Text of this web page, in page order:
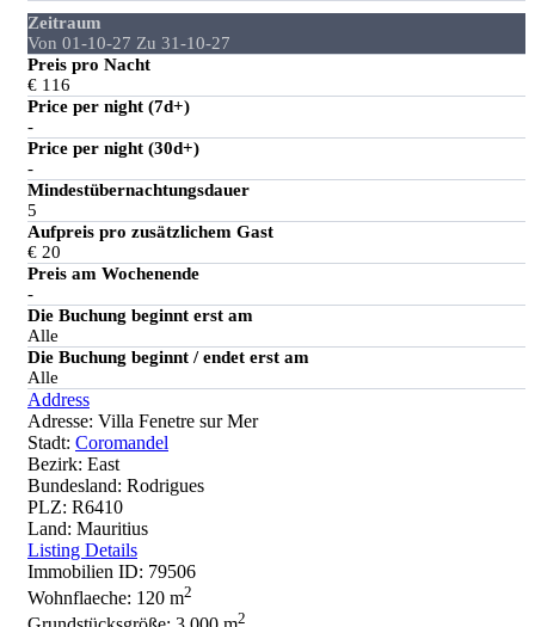
Zeitraum
Von 01-10-27 Zu 31-10-27
Preis pro Nacht
€ 116
Price per night (7d+)
-
Price per night (30d+)
-
Mindestübernachtungsdauer
5
Aufpreis pro zusätzlichem Gast
€ 20
Preis am Wochenende
-
Die Buchung beginnt erst am
Alle
Die Buchung beginnt / endet erst am
Alle
Address
Adresse: Villa Fenetre sur Mer
Stadt: Coromandel
Bezirk: East
Bundesland: Rodrigues
PLZ: R6410
Land: Mauritius
Listing Details
Immobilien ID: 79506
Wohnflaeche: 120 m2
2